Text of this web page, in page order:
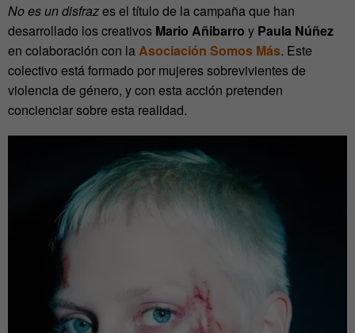
No es un disfrazes el título de la campaña que han
desarrollado los creativos Mario Añibarro y Paula Núñez
en colaboración con laAsociación Somos Más. Este
colectivo está formado por mujeres sobrevivientes de
violencia de género, y con esta acción pretenden
concienciar sobre esta realidad.